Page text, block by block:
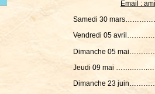
Email :
Samedi 30
Vendredi 05
Dimanche 05
Jeudi 09 mai
Dimanche 23